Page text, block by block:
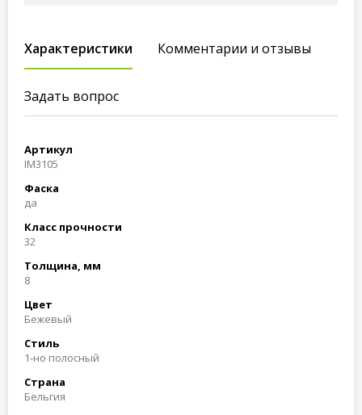
Характеристики Комментарии и отзывы
Задать вопрос
Артикул
IM3105
Фаска
да
Класс прочности
32
Толщина, мм
8
Цвет
Бежевый
Стиль
1-но полосный
Страна
Бельгия